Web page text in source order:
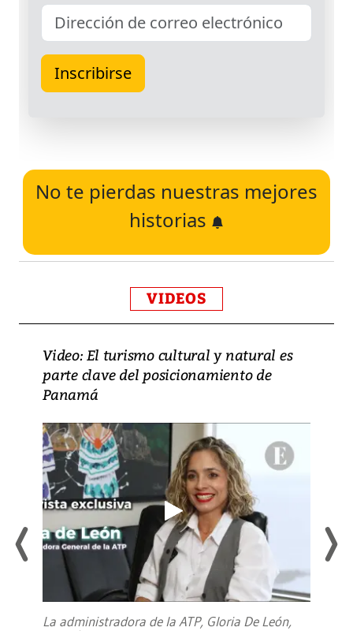
No te pierdas nuestras mejores
historias
VIDEOS
Video: El turismo cultural y natural es
parte clave del posicionamiento de
Panamá
La administradora de la ATP, Gloria De León,